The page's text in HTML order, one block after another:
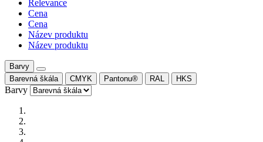
Relevance
Cena
Cena
Název produktu
Název produktu
Barvy
Barevná škála
CMYK Pantonu® RAL HKS
Barvy